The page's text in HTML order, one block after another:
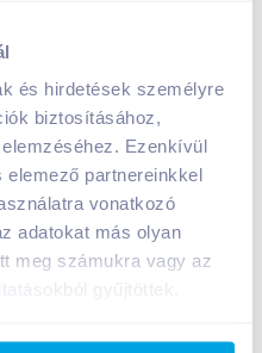
és hirdetések személyre
biztosításához,
Ezenkívül
elemező partnereinkkel
vonatkozó
adatokat más olyan
meg számukra vagy az
/
Ft /liter
1 259 Ft / 27 % áfa)